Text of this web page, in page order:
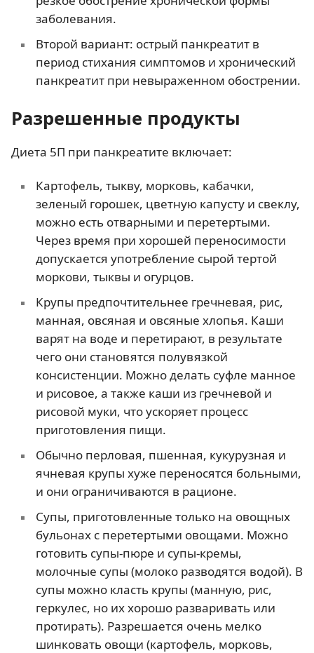
заболевания.
Второй вариант: острый панкреатит в
период стихания симптомов и хронический
панкреатит при невыраженном обострении.
Разрешенные продукты
Диета 5П при панкреатите включает:
Картофель, тыкву, морковь, кабачки,
зеленый горошек, цветную капусту и свеклу,
можно есть отварными и перетертыми.
Через время при хорошей переносимости
допускается употребление сырой тертой
моркови, тыквы и огурцов.
Крупы предпочтительнее гречневая, рис,
манная, овсяная и овсяные хлопья. Каши
варят на воде и перетирают, в результате
чего они становятся полувязкой
консистенции. Можно делать суфле манное
и рисовое, а также каши из гречневой и
рисовой муки, что ускоряет процесс
приготовления пищи.
Обычно перловая, пшенная, кукурузная и
ячневая крупы хуже переносятся больными,
и они ограничиваются в рационе.
Супы, приготовленные только на овощных
бульонах с перетертыми овощами. Можно
готовить супы-пюре и супы-кремы,
молочные супы (молоко разводятся водой). В
супы можно класть крупы (манную, рис,
геркулес, но их хорошо разваривать или
протирать). Разрешается очень мелко
шинковать овощи (картофель, морковь,